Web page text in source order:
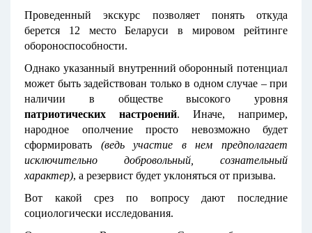
Проведенный экскурс позволяет понять откуда
берется 12 место Беларуси в мировом рейтинге
обороноспособности.
Однако указанный внутренний оборонный потенциал
может быть задействован только в одном случае – при
наличии в обществе высокого уровня
патриотических настроений. Иначе, например,
народное ополчение просто невозможно будет
сформировать (ведь участие в нем предполагает
исключительно добровольный, сознательный
характер), а резервист будет уклоняться от призыва.
Вот какой срез по вопросу дают последние
социологически исследования.